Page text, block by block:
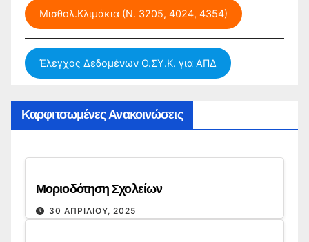
Μισθολ.Κλιμάκια (Ν. 3205, 4024, 4354)
Έλεγχος Δεδομένων Ο.ΣΥ.Κ. για ΑΠΔ
Καρφιτσωμένες Ανακοινώσεις
Μοριοδότηση Σχολείων
30 ΑΠΡΙΛΊΟΥ, 2025